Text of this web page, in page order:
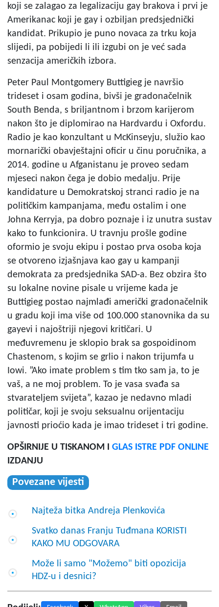
koji se zalagao za legalizaciju gay brakova i prvi je
Amerikanac koji je gay i ozbiljan predsjednički
kandidat. Prikupio je puno novaca za trku koja
slijedi, pa pobijedi li ili izgubi on je već sada
senzacija američkih izbora.
Peter Paul Montgomery Buttigieg je navršio
trideset i osam godina, bivši je gradonačelnik
South Benda, s briljantnom i brzom karijerom
nakon što je diplomirao na Hardvardu i Oxfordu.
Radio je kao konzultant u McKinseyju, služio kao
mornarički obavještajni oficir u činu poručnika, a
2014. godine u Afganistanu je proveo sedam
mjeseci nakon čega je dobio medalju. Prije
kandidature u Demokratskoj stranci radio je na
političkim kampanjama, među ostalim i one
Johna Kerryja, pa dobro poznaje i iz unutra sustav
kako to funkcionira. U travnju prošle godine
oformio je svoju ekipu i postao prva osoba koja
se otvoreno izjašnjava kao gay u kampanji
demokrata za predsjednika SAD-a. Bez obzira što
su lokalne novine pisale u vrijeme kada je
Buttigieg postao najmlađi američki gradonačelnik
u gradu koji ima više od 100.000 stanovnika da su
gayevi i najoštriji njegovi kritičari. U
međuvremenu je sklopio brak sa gospoidinom
Chastenom, s kojim se grlio i nakon trijumfa u
Iowi. ”Ako imate problem s tim tko sam ja, to je
vaš, a ne moj problem. To je vasa svađa sa
stvarateljem svijeta”, kazao je nedavno mladi
političar, koji je svoju seksualnu orijentaciju
javnosti prioćio kada je imao trideset i tri godine.
OPŠIRNIJE U TISKANOM I GLAS ISTRE PDF ONLINE
IZDANJU
Povezane vijesti
Najteža bitka Andreja Plenkovića
Svatko danas Franju Tuđmana KORISTI
KAKO MU ODGOVARA
Može li samo "Možemo" biti opozicija
HDZ-u i desnici?